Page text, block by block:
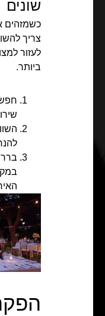
שונים
כשמזהים
צריך
לעזור
ביותר.
ברר